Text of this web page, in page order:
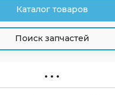
Каталог товаров
Поиск запчастей